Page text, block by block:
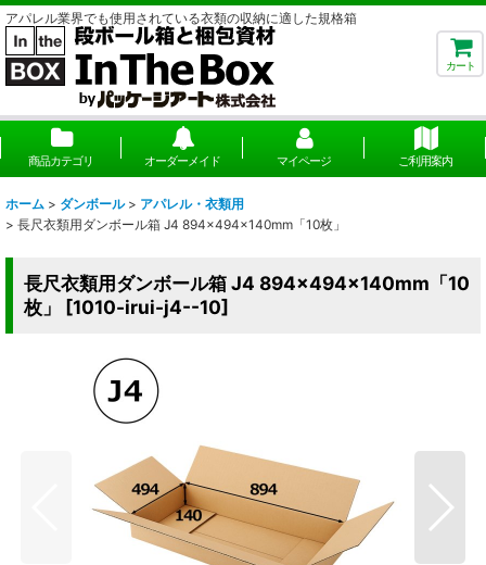
アパレル業界でも使用されている衣類の収納に適した規格箱
カート
商品カテゴリ オーダーメイド マイページ ご利用案内
ホーム > ダンボール > アパレル・衣類用
> 長尺衣類用ダンボール箱 J4 894×494×140mm「10枚」
長尺衣類用ダンボール箱 J4 894×494×140mm「10
枚」
[1010-irui-j4--10]